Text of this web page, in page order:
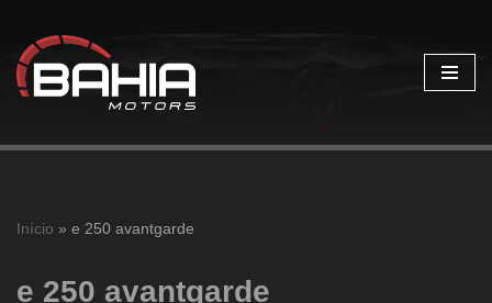
Pular
para
Início » e 250 avantgarde
e 250 avantgarde